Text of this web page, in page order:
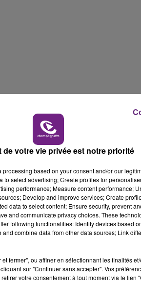
19h00 - 19h15
POP MACHINE - CHAMPAGNE FM
de votre vie privée est notre priorité
processing based on your consent and/or our
select advertising; Create profiles for
performance; Measure content performance;
Develop and improve services; Create
data to select content; Ensure security, prevent
and communicate privacy choices. These
following functionalities: Identify devices based
combine data from other data sources; Link
fermer", ou affiner en sélectionnant les finalités
sur "Continuer sans accepter". Vos
votre consentement à tout moment via le lien